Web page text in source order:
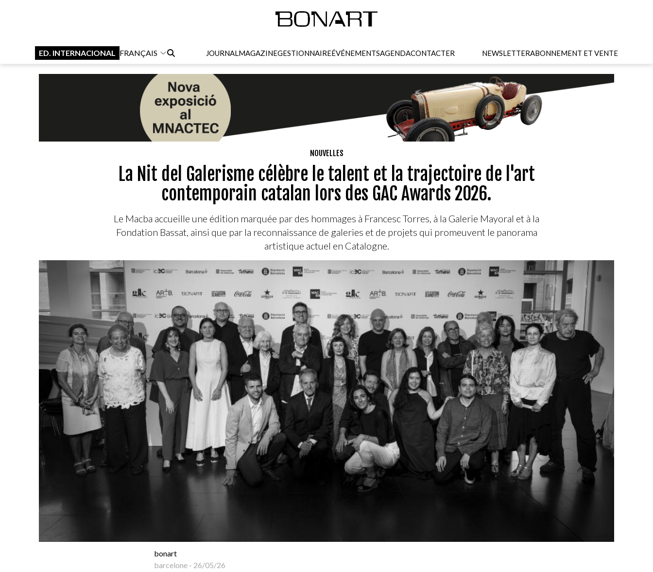
ED. INTERNACIONAL FRANÇAIS JOURNALMAGAZINEGESTIONNAIREÉVÉNEMENTSAGENDACONTACTER NEWSLETTERABONNEMENT ET VENTE
NOUVELLES
La Nit del Galerisme célèbre le talent et la trajectoire de l'art
contemporain catalan lors des GAC Awards 2026.
Le Macba accueille une édition marquée par des hommages à Francesc Torres, à la Galerie Mayoral et à la
Fondation Bassat, ainsi que par la reconnaissance de galeries et de projets qui promeuvent le panorama
artistique actuel en Catalogne.
bonart
barcelone- 26/05/26